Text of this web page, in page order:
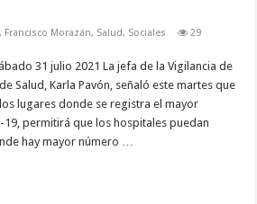
, Francisco Morazán, Salud, Sociales 29
31 julio 2021 La jefa de la Vigilancia de
Salud, Karla Pavón, señaló este martes que
lugares donde se registra el mayor
19, permitirá que los hospitales puedan
hay mayor número …